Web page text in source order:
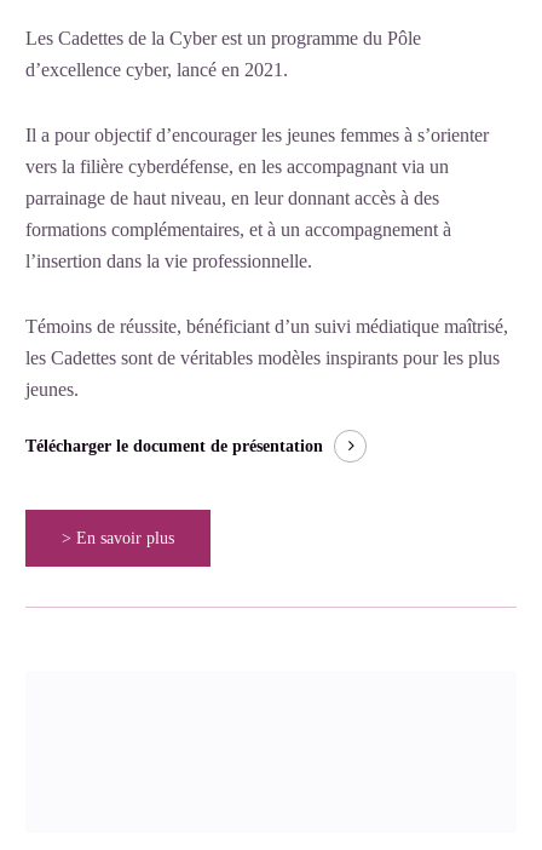
Les Cadettes de la Cyber est un programme du Pôle
d’excellence cyber, lancé en 2021.
Il a pour objectif d’encourager les jeunes femmes à s’orienter
vers la filière cyberdéfense, en les accompagnant via un
parrainage de haut niveau, en leur donnant accès à des
formations complémentaires, et à un accompagnement à
l’insertion dans la vie professionnelle.
Témoins de réussite, bénéficiant d’un suivi médiatique maîtrisé,
les Cadettes sont de véritables modèles inspirants pour les plus
jeunes.
Télécharger le document de présentation
> En savoir plus